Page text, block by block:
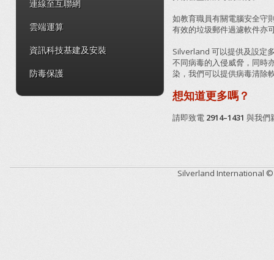
連線至互聯網
雲端運算
資訊科技基建及安裝
防毒保護
如教育職員有關電腦安全守
有效的垃圾郵件過濾軟件亦
Silverland 可以提供及設定
不同病毒的入侵威脅，同時
染，我們可以提供病毒清除
想知道更多嗎？
請即致電 2914–1431 與我們
Silverland International ©